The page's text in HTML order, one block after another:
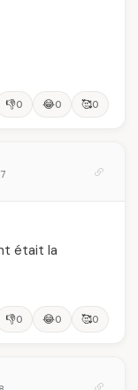
👎0 😂0 🥰0
était la
👎0 😂0 🥰0